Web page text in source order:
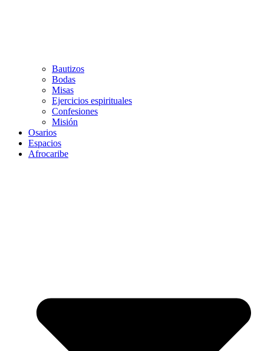
Bautizos
Bodas
Misas
Ejercicios espirituales
Confesiones
Misión
Osarios
Espacios
Afrocaribe